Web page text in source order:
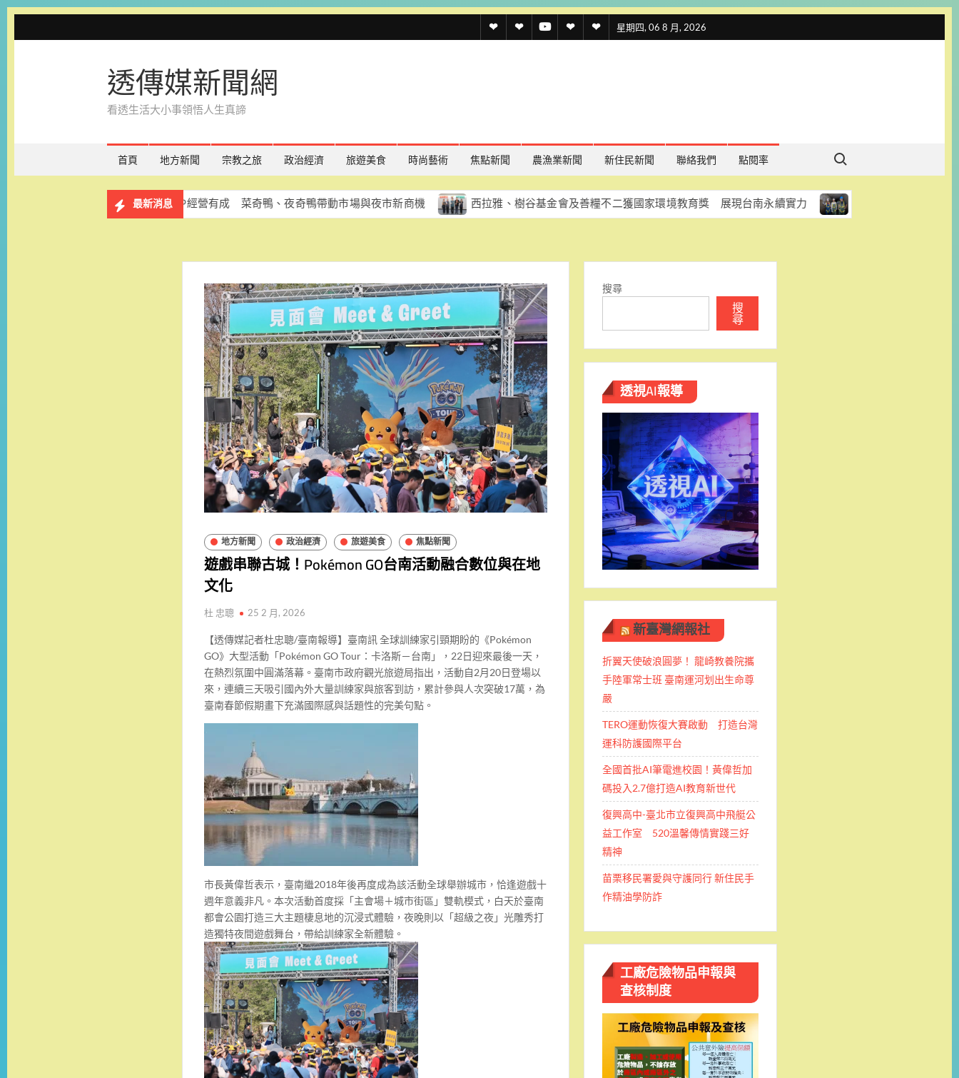
to
星期四, 06 8 月, 2026
透 透
名
透 聯 官
透傳媒新聞網
看透生活大小事領悟人生真諦
首頁 地方新聞 宗教之旅 政治經濟 旅遊美食 時尚藝術 焦點新聞 農漁業新聞 新住民新聞 聯絡我們 點閱率
Search for:
最新消息
台南吉祥物IP經營有成 菜奇鴨、夜奇鴨帶動市場與夜市新商機 西拉雅、樹谷基金會及善糧不二獲國家環境教育獎 展現台南永續實力 台南加速改善雨水下水道 老舊箱
地方新聞 政治經濟 旅遊美食 焦點新聞
遊戲串聯古城！Pokémon GO台南活動融合數位與在地
文化
杜 忠聰 25 2 月, 2026
【透傳媒記者杜忠聰/臺南報導】臺南訊 全球訓練家引頸期盼的《Pokémon
GO》大型活動「Pokémon GO Tour：卡洛斯－台南」，22日迎來最後一天，
在熱烈氛圍中圓滿落幕。臺南市政府觀光旅遊局指出，活動自2月20日登場以
來，連續三天吸引國內外大量訓練家與旅客到訪，累計參與人次突破17萬，為
臺南春節假期畫下充滿國際感與話題性的完美句點。
市長黃偉哲表示，臺南繼2018年後再度成為該活動全球舉辦城市，恰逢遊戲十
週年意義非凡。本次活動首度採「主會場＋城市街區」雙軌模式，白天於臺南
都會公園打造三大主題棲息地的沉浸式體驗，夜晚則以「超級之夜」光雕秀打
造獨特夜間遊戲舞台，帶給訓練家全新體驗。
搜尋
搜
尋
透視AI報導
新臺灣網報社
折翼天使破浪圓夢！ 龍崎教養院攜
手陸軍常士班 ​臺南運河划出生命尊
嚴
TERO運動恢復大賽啟動 打造台灣
運科防護國際平台
全國首批AI筆電進校園！黃偉哲加
碼投入2.7億打造AI教育新世代
復興高中-臺北市立復興高中飛艇公
益工作室 520溫馨傳情實踐三好
精神
苗栗移民署愛與守護同行 新住民手
作精油學防詐
工廠危險物品申報與
查核制度